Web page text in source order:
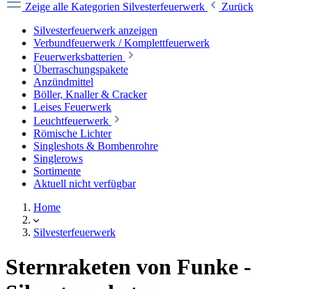
Zeige alle Kategorien Silvesterfeuerwerk
Zurück
Silvesterfeuerwerk anzeigen
Verbundfeuerwerk / Komplettfeuerwerk
Feuerwerksbatterien
Überraschungspakete
Anzündmittel
Böller, Knaller & Cracker
Leises Feuerwerk
Leuchtfeuerwerk
Römische Lichter
Singleshots & Bombenrohre
Singlerows
Sortimente
Aktuell nicht verfügbar
Home
Silvesterfeuerwerk
Sternraketen von Funke -